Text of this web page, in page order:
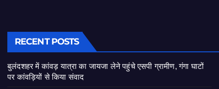
RECENT POSTS
बुलंदशहर में कांवड़ यात्रा का जायजा लेने पहुंचे एसपी ग्रामीण, गंगा घाटों
पर कांवड़ियों से किया संवाद